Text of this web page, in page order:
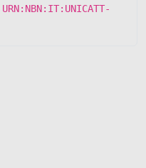
URN:NBN:IT:UNICATT-